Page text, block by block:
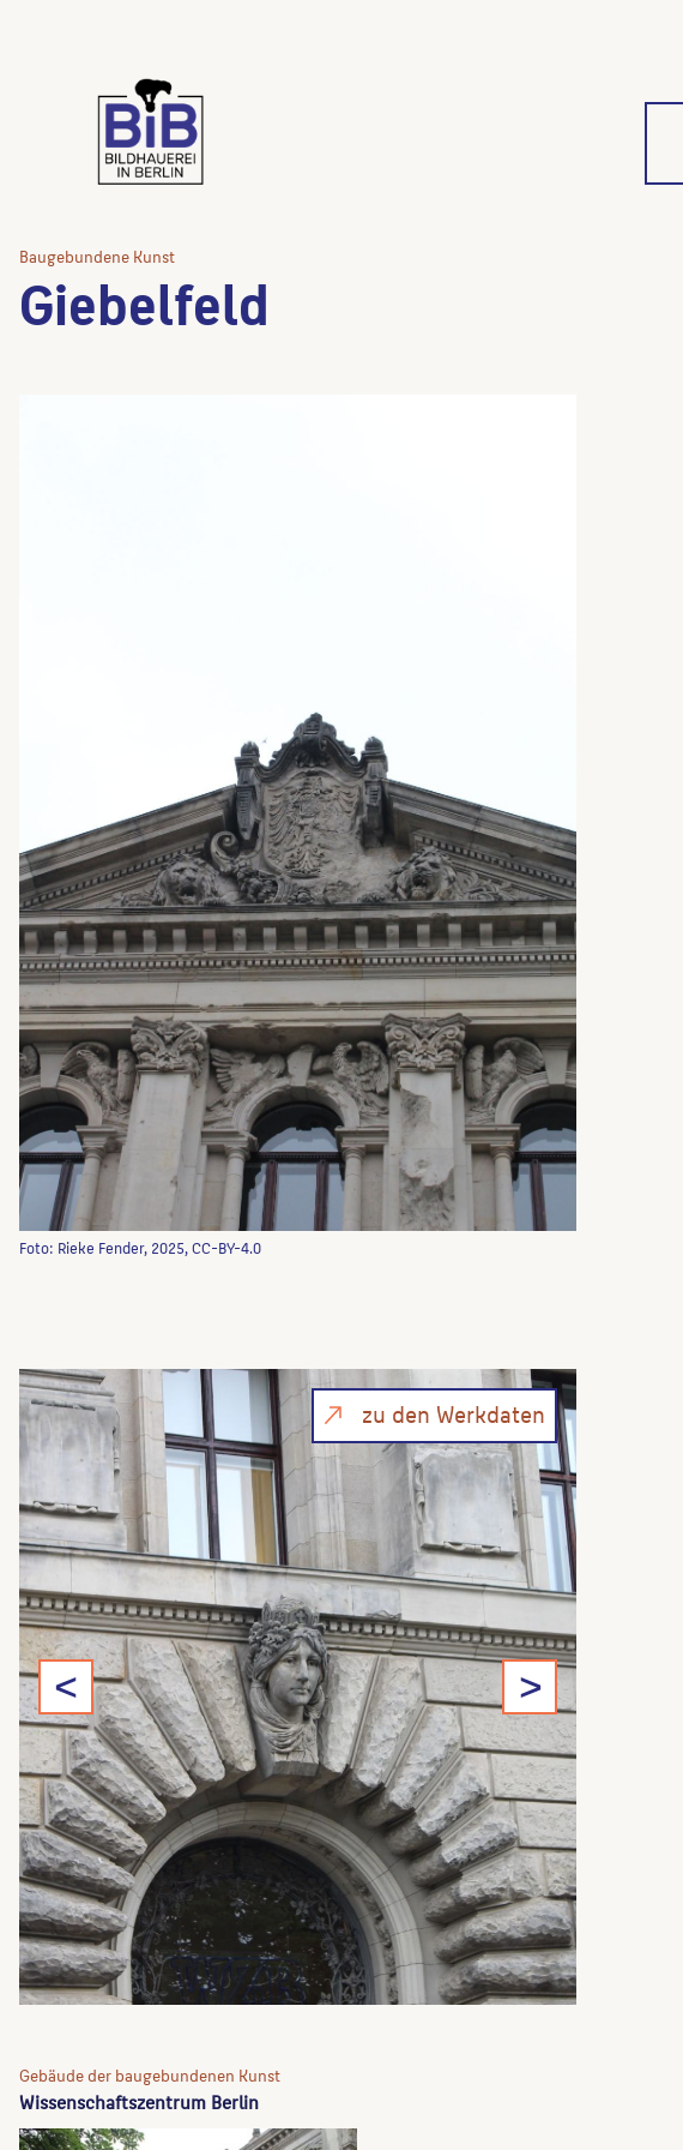
Baugebundene Kunst
Giebelfeld
Foto: Rieke Fender, 2025, CC-BY-4.0
< >
zu den Werkdaten
Gebäude der baugebundenen Kunst
Wissenschaftszentrum Berlin